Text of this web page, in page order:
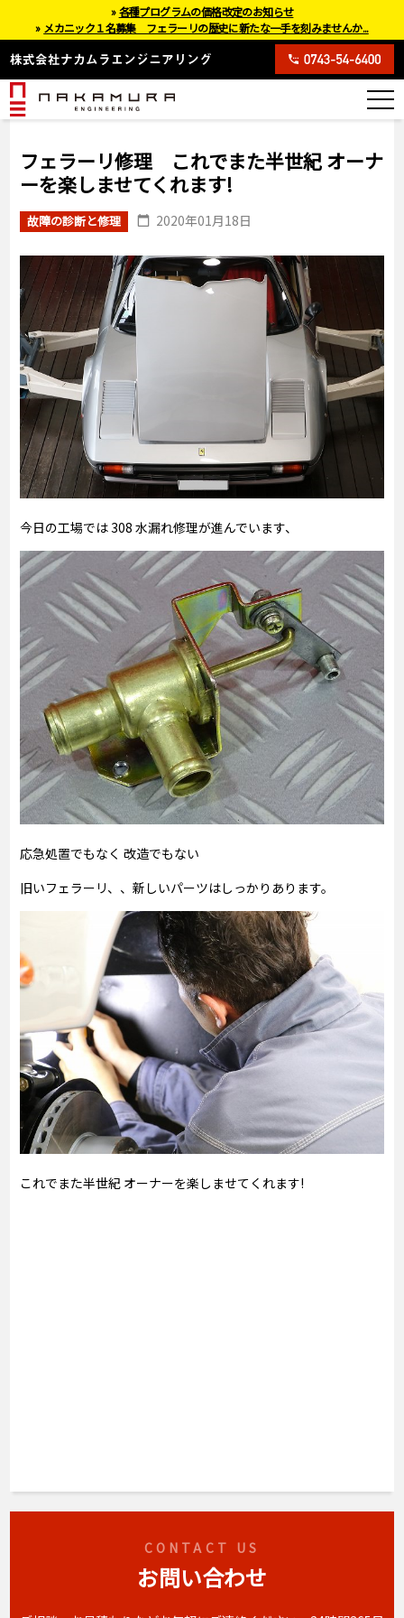
フェラーリ修理 これでまた半世紀 オーナ
ーを楽しませてくれます!
故障の診断と修理 2020年01月18日
今日の工場では 308 水漏れ修理が進んでいます、
応急処置でもなく 改造でもない
旧いフェラーリ、、新しいパーツはしっかりあります。
これでまた半世紀 オーナーを楽しませてくれます!
CONTACT US
お問い合わせ
»各種プログラムの価格改定のお知らせ
» メカニック１名募集 フェラーリの歴史に新たな一手を刻みませんか...